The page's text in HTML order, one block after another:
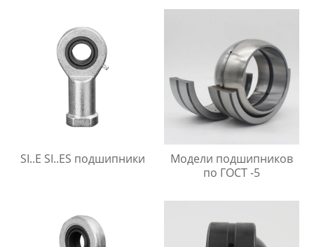
SI..E SI..ES подшипники
Модели подшипников
по ГОСТ -5